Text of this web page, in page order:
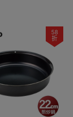
58
折